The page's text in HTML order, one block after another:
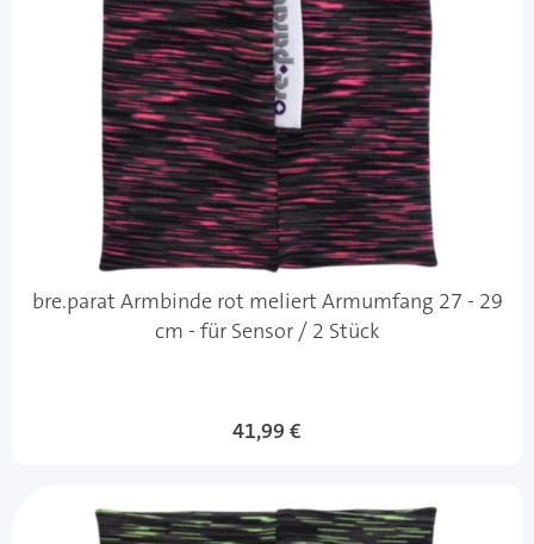
bre.parat Armbinde rot meliert Armumfang 27 - 29
cm - für Sensor / 2 Stück
41,99 €